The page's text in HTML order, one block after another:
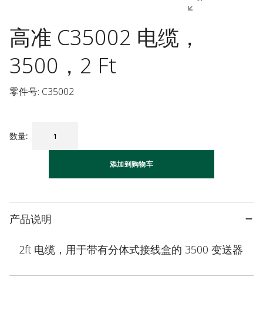
高准 C35002 电缆，
3500，2 Ft
零件号: C35002
数量:
添加到购物车
产品说明
2ft 电缆，用于带有分体式接线盒的 3500 变送器